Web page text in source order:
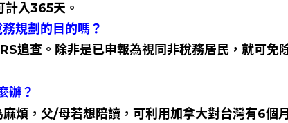
入365天。
規劃的目的嗎？
追查。除非是已申報為視同非稅務居民，就可免
辦？
煩，父/母若想陪讀，可利用加拿大對台灣有6個